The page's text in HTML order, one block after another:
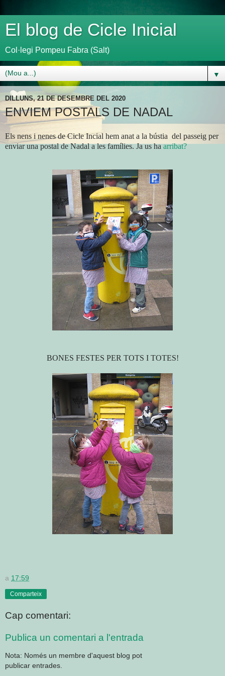
El blog de Cicle Inicial
Col·legi Pompeu Fabra (Salt)
▼
DILLUNS, 21 DE DESEMBRE DEL 2020
ENVIEM POSTALS DE NADAL
Els nens i nenes de Cicle Incial hem anat a la bústia del passeig per
enviar una postal de Nadal a les famílies. Ja us haarribat?
BONES FESTES PER TOTS I TOTES!
a 17:59
Comparteix
Cap comentari:
Publica un comentari a l'entrada
Nota: Només un membre d'aquest blog pot
publicar entrades.